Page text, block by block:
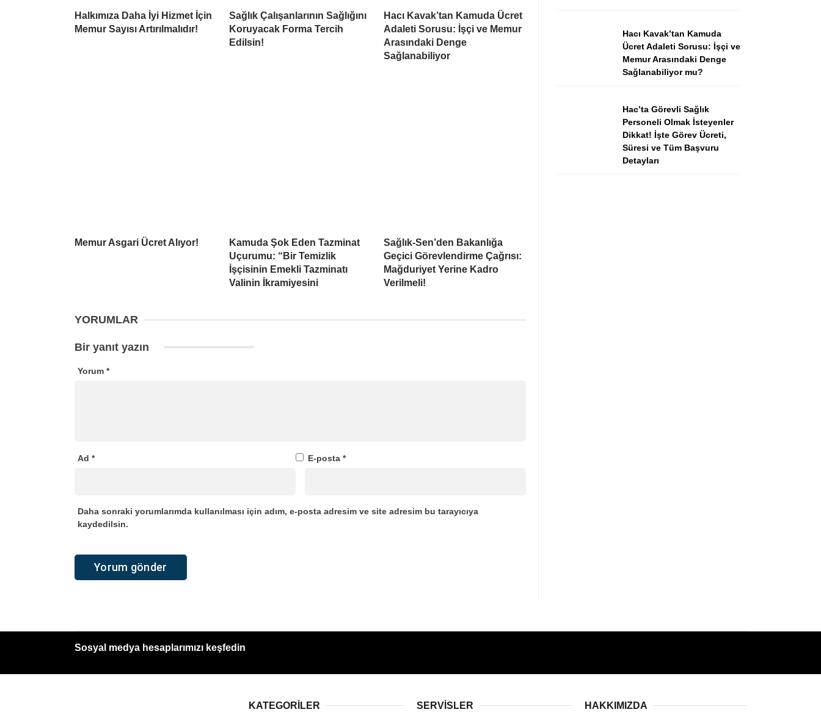
Halkımıza Daha İyi Hizmet İçin
Memur Sayısı Artırılmalıdır!
Sağlık Çalışanlarının Sağlığını
Koruyacak Forma Tercih
Edilsin!
Hacı Kavak’tan Kamuda Ücret
Adaleti Sorusu: İşçi ve Memur
Arasındaki Denge
Sağlanabiliyor
Memur Asgari Ücret Alıyor!
Kamuda Şok Eden Tazminat
Uçurumu: “Bir Temizlik
İşçisinin Emekli Tazminatı
Valinin İkramiyesini
Sağlık-Sen’den Bakanlığa
Geçici Görevlendirme Çağrısı:
Mağduriyet Yerine Kadro
Verilmeli!
YORUMLAR
Bir yanıt yazın
Yorum *
Ad * E-posta *
Daha sonraki yorumlarımda kullanılması için adım, e-posta adresim ve site adresim bu tarayıcıya
kaydedilsin.
Hacı Kavak’tan Kamuda
Ücret Adaleti Sorusu: İşçi ve
Memur Arasındaki Denge
Sağlanabiliyor mu?
Hac’ta Görevli Sağlık
Personeli Olmak İsteyenler
Dikkat! İşte Görev Ücreti,
Süresi ve Tüm Başvuru
Detayları
Sosyal medya hesaplarımızı keşfedin
KATEGORİLER SERVİSLER HAKKIMIZDA